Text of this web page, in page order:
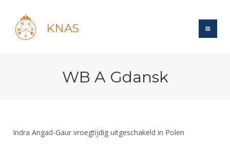
KNAS
Lidmaatschap
WB A Gdansk
Indra Angad-Gaur vroegtijdig uitgeschakeld in Polen